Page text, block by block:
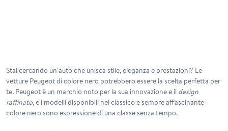
Stai cercando un'auto che unisca stile, eleganza e prestazioni? Le
vetture Peugeot di colore nero potrebbero essere la scelta perfetta per
te. Peugeot è un marchio noto per la sua innovazionee il design
raffinato, e i modelli disponibili nel classico e sempre affascinante
colore nero sono espressione di una classe senza tempo.